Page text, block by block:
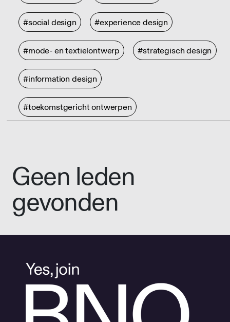
#social design #experience design
#mode- en textielontwerp #strategisch design
#information design
#toekomstgericht ontwerpen
Geen leden
gevonden